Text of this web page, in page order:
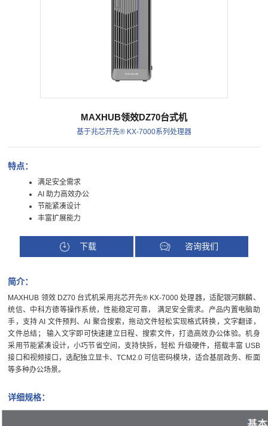
MAXHUB领效DZ70台式机
基于兆芯开先® KX-7000系列处理器
特点：
满足安全需求
AI 助力高效办公
节能紧凑设计
丰富扩展能力
下载 咨询我们
简介：
MAXHUB 领效 DZ70 台式机采用兆芯开先® KX-7000 处理器，适配银河麒麟、
统信、中科方德等操作系统，性能稳定可靠， 满足安全需求。产品内置电脑助
手，支持 AI 文件预判、AI 聚合搜索，拖动文件轻松实现格式转换，文字翻译，
文件总结； 输入文字即可快速建立日程、搜索文件，打造高效办公体验。机身
采用节能紧凑设计，小巧节省空间，支持快拆，轻松 升级硬件，搭载丰富 USB
接口和视频接口，选配独立显卡、TCM2.0 可信密码模块，适合基层政务、柜面
等多种办公场景。
详细规格：